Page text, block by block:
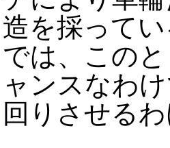
造を採って
では、この
ャンスなわ
回りさせる